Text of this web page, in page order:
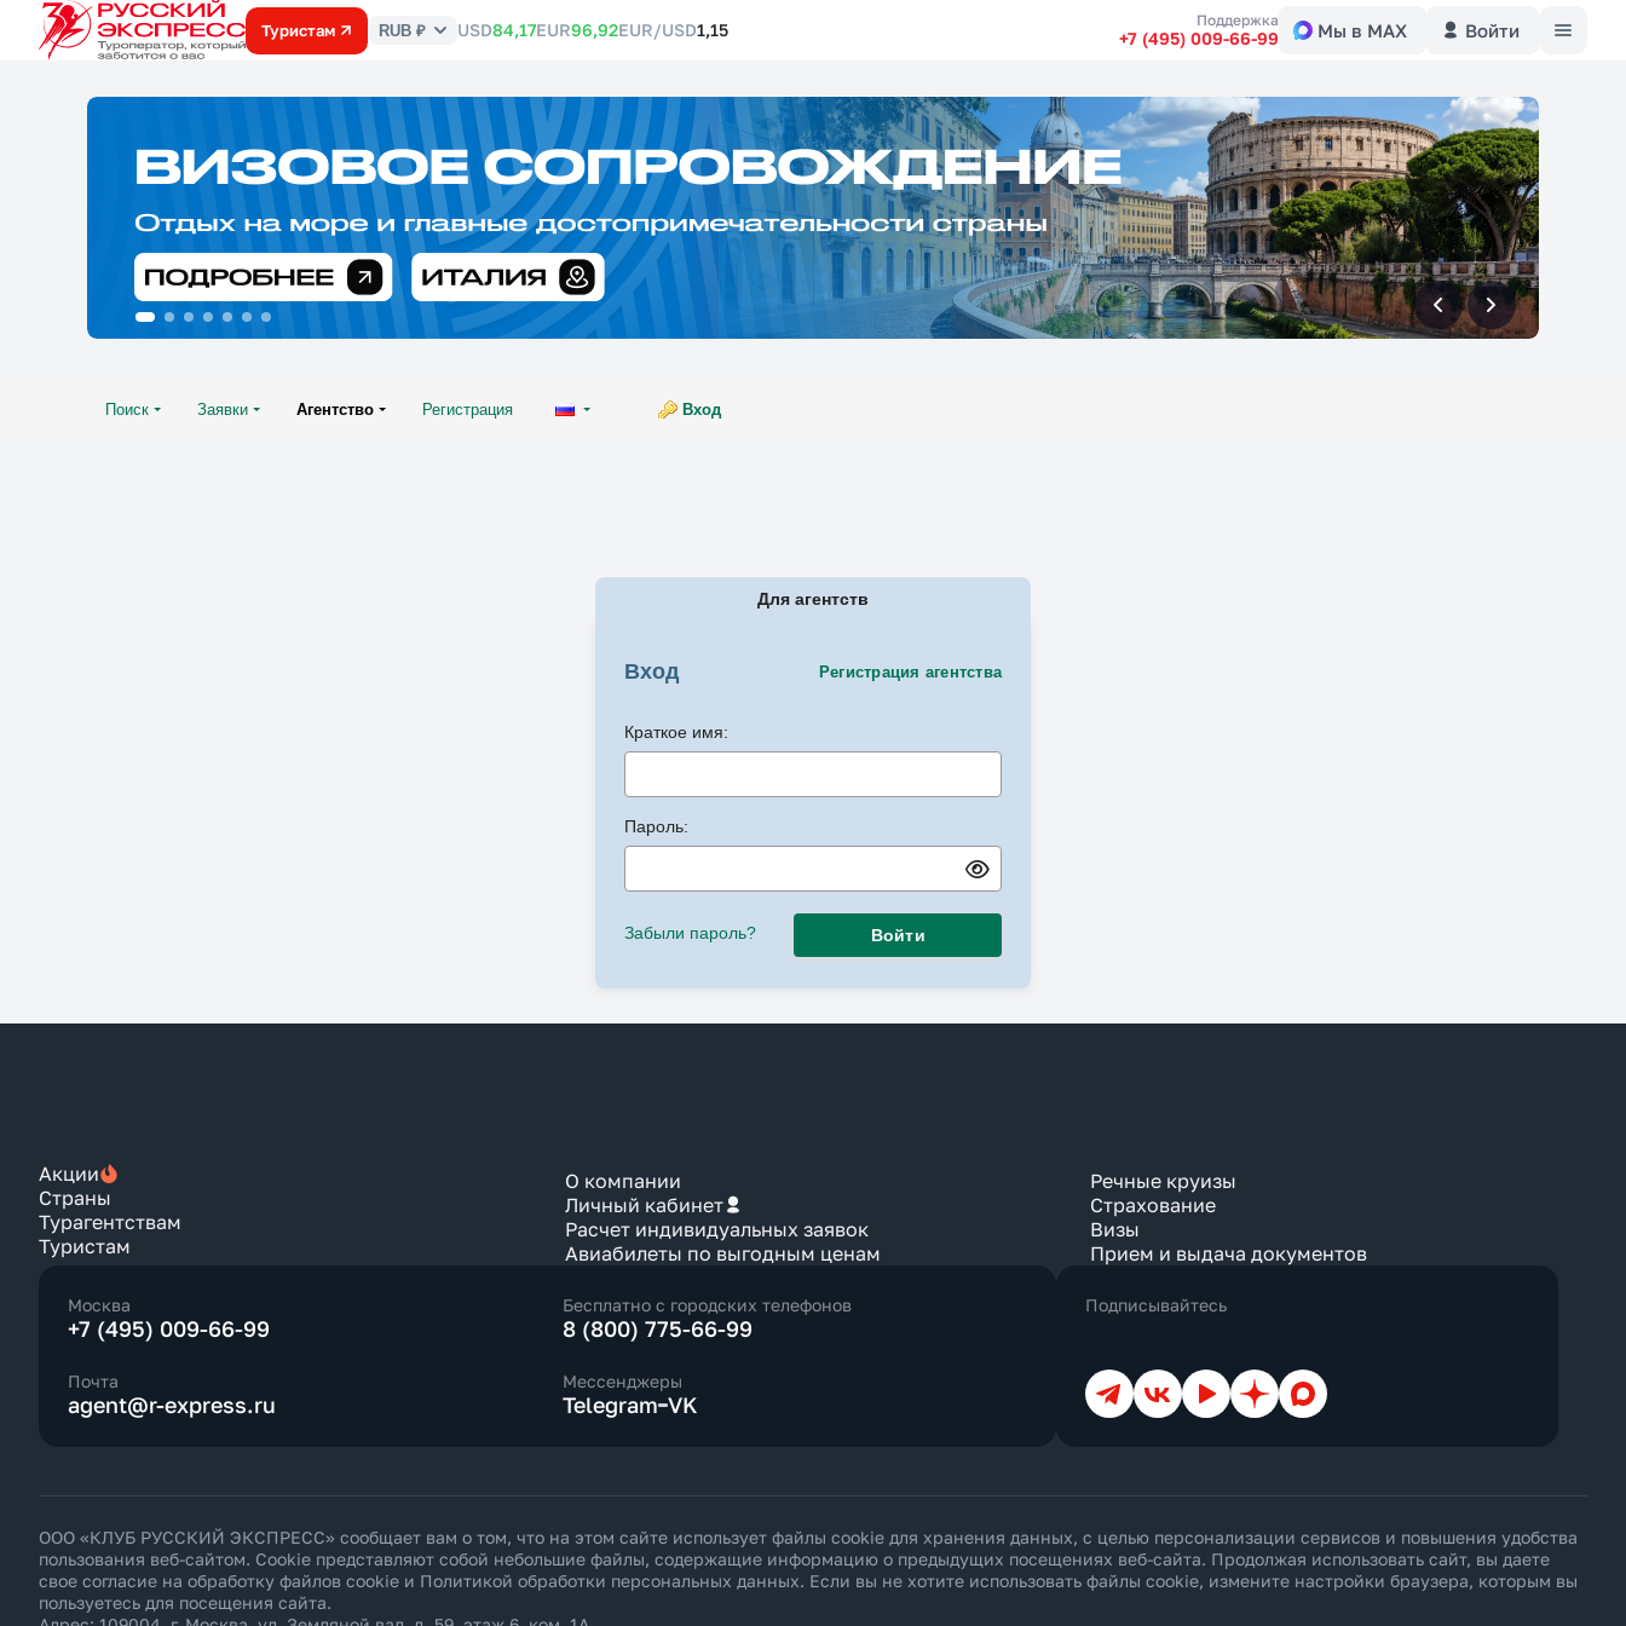
Туристам
Курс
RUB ₽ USD84,17EUR96,92EUR/USD1,15 Поддержка
+7 (495) 009-66-99 Мы в MAX Войти
впередвперед
Поиск Заявки Агентство Регистрация Вход
Для агентств
Вход Регистрация агентства
Краткое имя:
Пароль:
Забыли пароль? Войти
Акции
Страны
Турагентствам
Туристам
О компании
Личный кабинет
Расчет индивидуальных заявок
Авиабилеты по выгодным ценам
Речные круизы
Страхование
Визы
Прием и выдача документов
Москва
+7 (495) 009-66-99
Бесплатно с городских телефонов
8 (800) 775-66-99
Почта
agent@r-express.ru
Мессенджеры
Telegram VK
Подписывайтесь
ТелеграмВКонтакте
YouTubeДзен Max
ООО «КЛУБ РУССКИЙ ЭКСПРЕСС» сообщает вам о том, что на этом сайте использует файлы cookie для хранения данных, с целью персонализации сервисов и повышения удобства
пользования веб-сайтом. Cookie представляют собой небольшие файлы, содержащие информацию о предыдущих посещениях веб-сайта. Продолжая использовать сайт, вы даете
свое согласие на обработку файлов cookie и Политикой обработки персональных данных. Если вы не хотите использовать файлы cookie, измените настройки браузера, которым вы
пользуетесь для посещения сайта.